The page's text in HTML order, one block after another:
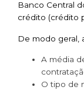
Banco Central
crédito (crédito
De modo geral,
A média
O tipo de